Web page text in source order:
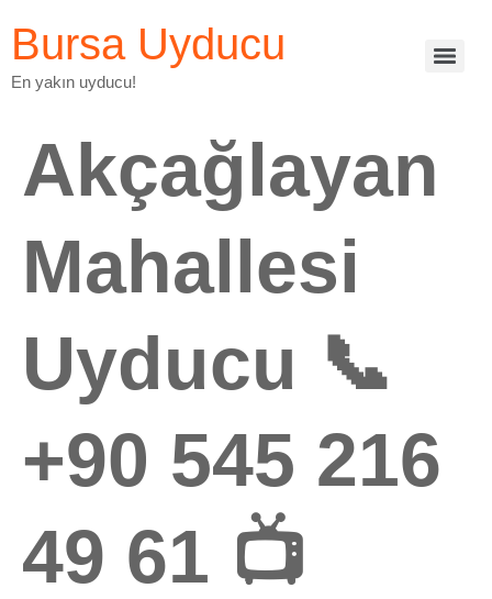
Bursa Uyducu
En yakın uyducu!
Akçağlayan
Mahallesi
Uyducu 📞
+90 545 216
49 61 📺